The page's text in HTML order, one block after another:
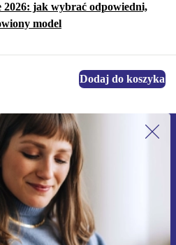
2026: jak wybrać odpowiedni,
model
Dodaj do koszyka
na nasz newsletter!
żadnej oferty.